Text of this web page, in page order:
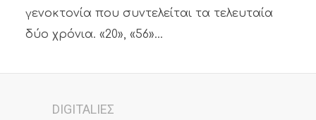
γενοκτονία που συντελείται τα τελευταία
δύο χρόνια. «20», «56»...
DIGITALΙΕΣ